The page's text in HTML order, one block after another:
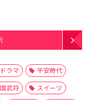
ラマ
平安時代
武将
スイーツ